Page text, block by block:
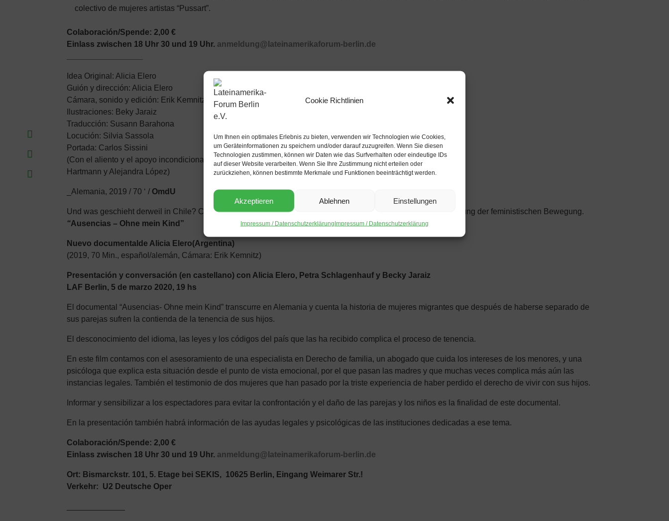
Cookie Richtlinien
Um Ihnen ein optimales Erlebnis zu bieten, verwenden wir Technologien wie Cookies,
um Geräteinformationen zu speichern und/oder darauf zuzugreifen. Wenn Sie diesen
Technologien zustimmen, können wir Daten wie das Surfverhalten oder eindeutige IDs
auf dieser Website verarbeiten. Wenn Sie Ihre Zustimmung nicht erteilen oder
zurückziehen, können bestimmte Merkmale und Funktionen beeinträchtigt werden.
Akzeptieren Ablehnen Einstellungen
Impressum / DatenschutzerklärungImpressum / Datenschutzerklärung
colectivo de mujeres artistas “Pussart”.
Colaboración/Spende: 2,00 €
Einlass zwischen 18 Uhr 30 und 19 Uhr. anmeldung@lateinamerikaforum-berlin.de
Idea Original: Alicia Elero
Guión y dirección: Alicia Elero
Cámara, sonido y edición: Erik Kemnitz
Ilustraciones: Beky Jaraiz
Traducción: Susann Barahona
Locución: Silvia Sassola
Portada: Carlos Sissini
(Con el aliento y el apoyo incondicional de las periodistas Alia Lira
Hartmann y Alejandra López)
_Alemania, 2019 / 70 ‘ / OmdU
Und was geschieht derweil in Chile? Chile bereitet sich auf einen intensiven
vor mit starker Beteiligung der feministischen Bewegung.
“Ausencias – Ohne mein Kind”
Nuevo documental de Alicia Elero(Argentina)
(2019, 70 Min., español/alemán, Cámara: Erik Kemnitz)
Presentación y conversación (en castellano) con Alicia Elero, Petra Schlagenhauf y Becky Jaraiz
LAF Berlin, 5 de marzo 2020, 19 hs
El documental “Ausencias- Ohne mein Kind” transcurre en Alemania y cuenta la historia de mujeres migrantes que después de haberse separado de
sus parejas sufren la contienda de la tenencia de sus hijos.
El desconocimiento del idioma, las leyes y los códigos del país que las ha recibido complica el proceso de tenencia.
En este film contamos con el asesoramiento de una especialista en Derecho de familia, un abogado que cuida los intereses de los menores, y una
psicóloga que explica esta situación desde el punto de vista emocional, por el que pasan las madres y que muchas veces complica más aún las
instancias legales. También el testimonio de dos mujeres que han pasado por la triste experiencia de haber perdido el derecho de vivir con sus hijos.
Informar y sensibilizar a los espectadores para evitar la confrontación y el daño de las parejas y los niños es la finalidad de este documental.
En la presentación también habrá información de las ayudas legales y psicológicas de las instituciones dedicadas a ese tema.
Colaboración/Spende: 2,00 €
Einlass zwischen 18 Uhr 30 und 19 Uhr. anmeldung@lateinamerikaforum-berlin.de
Ort: Bismarckstr. 101, 5. Etage bei SEKIS, 10625 Berlin, Eingang Weimarer Str.!
Verkehr: U2 Deutsche Oper